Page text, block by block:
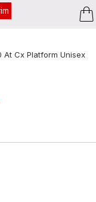
Cx Platform Unisex